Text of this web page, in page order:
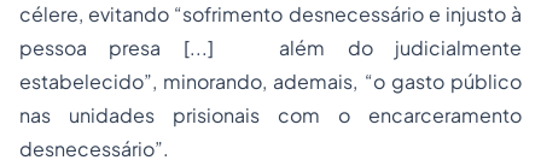
célere, evitando “sofrimento desnecessário e injusto à
pessoa presa [...] além do judicialmente
estabelecido”, minorando, ademais, “o gasto público
nas unidades prisionais com o encarceramento
desnecessário”.